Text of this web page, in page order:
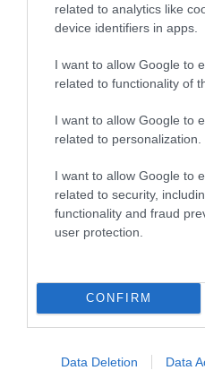
related to analytics like
device identifiers in apps.
I want to allow Google to
related to functionality of
I want to allow Google to
related to personalization.
I want to allow Google to
related to security,
functionality and fraud
user protection.
CONFIRM
Data Deletion Data